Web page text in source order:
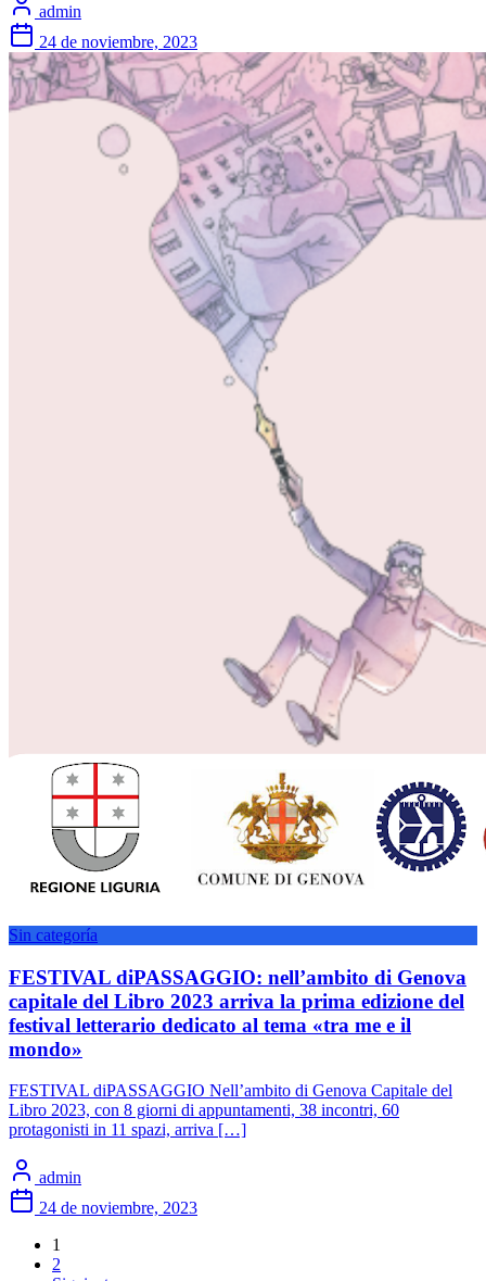
admin
24 de noviembre, 2023
Sin categoría
FESTIVAL diPASSAGGIO: nell’ambito di Genova
capitale del Libro 2023 arriva la prima edizione del
festival letterario dedicato al tema «tra me e il
mondo»
FESTIVAL diPASSAGGIO Nell’ambito di Genova Capitale del
Libro 2023, con 8 giorni di appuntamenti, 38 incontri, 60
protagonisti in 11 spazi, arriva […]
admin
24 de noviembre, 2023
1
2